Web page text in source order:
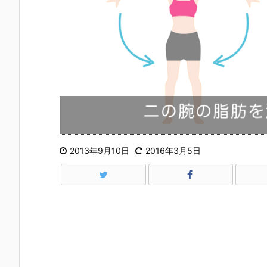
2013年9月10日 2016年3月5日